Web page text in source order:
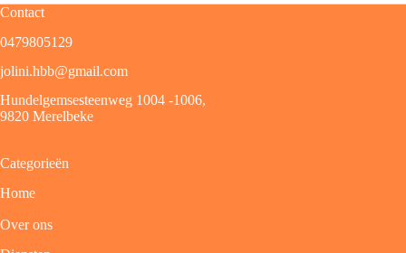
Contact
0479805129
jolini.hbb@gmail.com
Hundelgemsesteenweg 1004 -1006,
9820 Merelbeke
Categorieën
Home
Over ons